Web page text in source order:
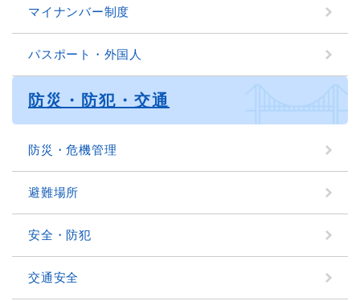
マイナンバー制度
パスポート・外国人
防災・防犯・交通
防災・危機管理
避難場所
安全・防犯
交通安全